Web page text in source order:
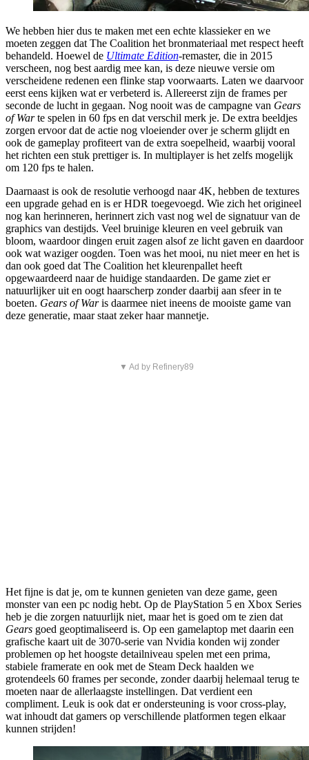
We hebben hier dus te maken met een echte klassieker en we
moeten zeggen dat The Coalition het bronmateriaal met respect heeft
behandeld. Hoewel de Ultimate Edition-remaster, die in 2015
verscheen, nog best aardig mee kan, is deze nieuwe versie om
verscheidene redenen een flinke stap voorwaarts. Laten we daarvoor
eerst eens kijken wat er verbeterd is. Allereerst zijn de frames per
seconde de lucht in gegaan. Nog nooit was de campagne van Gears
of Warte spelen in 60 fps en dat verschil merk je. De extra beeldjes
zorgen ervoor dat de actie nog vloeiender over je scherm glijdt en
ook de gameplay profiteert van de extra soepelheid, waarbij vooral
het richten een stuk prettiger is. In multiplayer is het zelfs mogelijk
om 120 fps te halen.
Daarnaast is ook de resolutie verhoogd naar 4K, hebben de textures
een upgrade gehad en is er HDR toegevoegd. Wie zich het origineel
nog kan herinneren, herinnert zich vast nog wel de signatuur van de
graphics van destijds. Veel bruinige kleuren en veel gebruik van
bloom, waardoor dingen eruit zagen alsof ze licht gaven en daardoor
ook wat waziger oogden. Toen was het mooi, nu niet meer en het is
dan ook goed dat The Coalition het kleurenpallet heeft
opgewaardeerd naar de huidige standaarden. De game ziet er
natuurlijker uit en oogt haarscherp zonder daarbij aan sfeer in te
boeten. Gears of Waris daarmee niet ineens de mooiste game van
deze generatie, maar staat zeker haar mannetje.
▼ Ad by Refinery89
Het fijne is dat je, om te kunnen genieten van deze game, geen
monster van een pc nodig hebt. Op de PlayStation 5 en Xbox Series
heb je die zorgen natuurlijk niet, maar het is goed om te zien dat
Gears goed geoptimaliseerd is. Op een gamelaptop met daarin een
grafische kaart uit de 3070-serie van Nvidia konden wij zonder
problemen op het hoogste detailniveau spelen met een prima,
stabiele framerate en ook met de Steam Deck haalden we
grotendeels 60 frames per seconde, zonder daarbij helemaal terug te
moeten naar de allerlaagste instellingen. Dat verdient een
compliment. Leuk is ook dat er ondersteuning is voor cross-play,
wat inhoudt dat gamers op verschillende platformen tegen elkaar
kunnen strijden!